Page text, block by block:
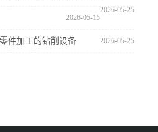
2026-05-25
2026-05-15
件加工的钻削设备 2026-05-25